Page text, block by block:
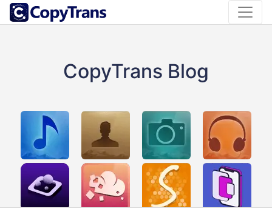
CopyTrans Blog